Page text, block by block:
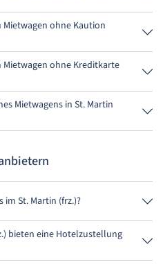
günstigsten. Eine Anmietung
Mietwagen ohne Kaution
Martin (frz.) keinen Mietwagen
Mietwagen ohne Kreditkarte
Martin (frz.) keinen Mietwagen
Mietwagens in St. Martin
die Stornierung während der
im St. Martin (frz.)?
Rentalcars.com und Sunny Cars.
bieten eine Hotelzustellung
Mietwagen zu Deinem Hotel